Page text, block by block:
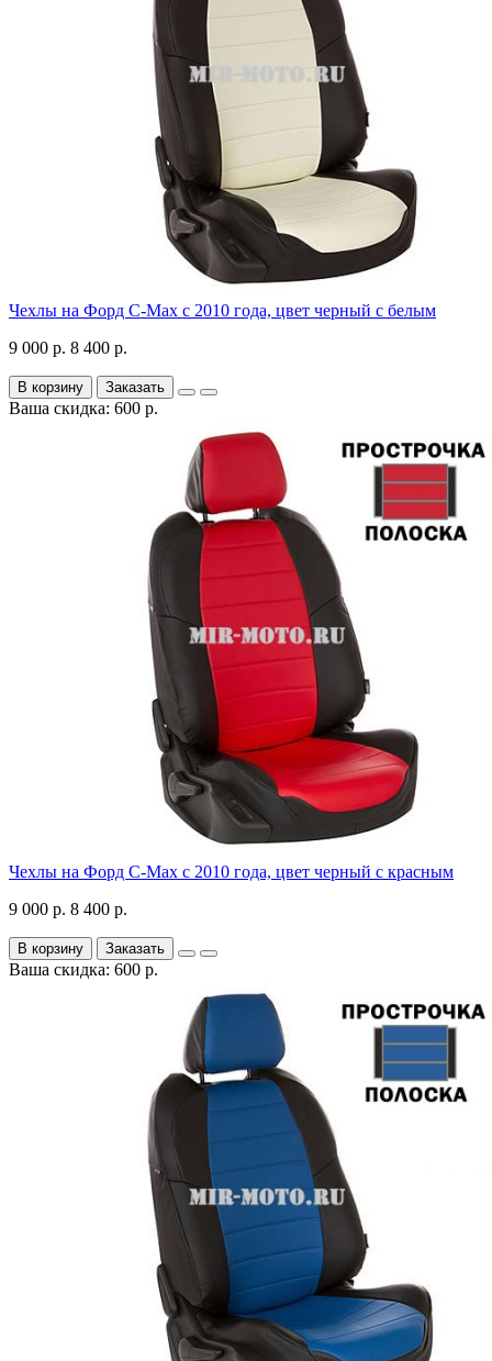
Чехлы на Форд C-Max с 2010 года, цвет черный с белым
9 000 р. 8 400 р.
В корзину Заказать
Ваша скидка: 600 р.
Чехлы на Форд C-Max с 2010 года, цвет черный с красным
9 000 р. 8 400 р.
В корзину Заказать
Ваша скидка: 600 р.